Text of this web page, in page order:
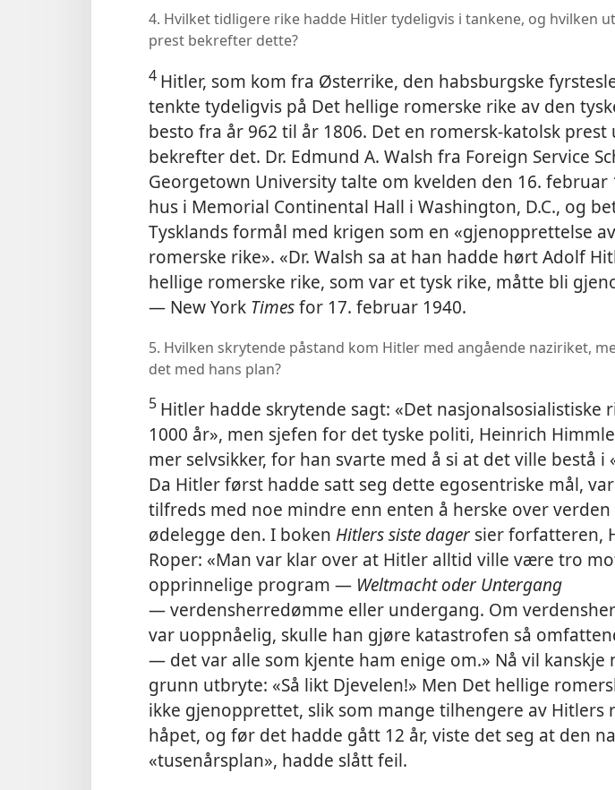
4. Hvilket tidligere rike hadde Hitler tydeligvis i tankene, og hvilken
prest bekrefter dette?
4 Hitler, som kom fra Østerrike, den habsburgske
tenkte tydeligvis på Det hellige romerske rike av den
besto fra år 962 til år 1806. Det en romersk-katolsk prest
bekrefter det. Dr. Edmund A. Walsh fra Foreign Service
Georgetown University talte om kvelden den 16.
hus i Memorial Continental Hall i Washington, D.C., og
Tysklands formål med krigen som en «gjenopprettelse
romerske rike». «Dr. Walsh sa at han hadde hørt Adolf
hellige romerske rike, som var et tysk rike, måtte bli
— New York Timesfor 17. februar 1940.
5. Hvilken skrytende påstand kom Hitler med angående naziriket,
det med hans plan?
5 Hitler hadde skrytende sagt: «Det nasjonalsosialistiske
1000 år», men sjefen for det tyske politi, Heinrich
mer selvsikker, for han svarte med å si at det ville bestå i
Da Hitler først hadde satt seg dette egosentriske mål,
tilfreds med noe mindre enn enten å herske over verden
ødelegge den. I boken Hitlers siste dager sier forfatteren,
Roper: «Man var klar over at Hitler alltid ville være tro
opprinnelige program — Weltmacht oder Untergang
— verdensherredømme eller undergang. Om
var uoppnåelig, skulle han gjøre katastrofen så
— det var alle som kjente ham enige om.» Nå vil kanskje
grunn utbryte: «Så likt Djevelen!» Men Det hellige
ikke gjenopprettet, slik som mange tilhengere av Hitlers
håpet, og før det hadde gått 12 år, viste det seg at den
«tusenårsplan», hadde slått feil.